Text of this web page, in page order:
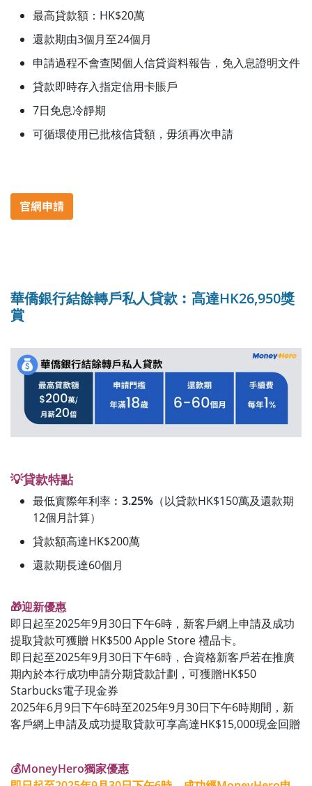
最高貸款額：HK$20萬
還款期由3個月至24個月
申請過程不會查閱個人信貸資料報告，免入息證明文件
貸款即時存入指定信用卡賬戶
7日免息冷靜期
可循環使用已批核信貸額，毋須再次申請
華僑銀行結餘轉戶私人貸款︰高達HK26,950獎
賞
💡貸款特點
最低實際年利率︰ 3.25% （以貸款HK$150萬及還款期
12個月計算）
貸款額高達HK$200萬
還款期長達60個月
🎁迎新優惠
即日起至2025年9月30日下午6時，新客戶網上申請及成功
提取貸款可獲贈 HK$500 Apple Store 禮品卡。
即日起至2025年9月30日下午6時，合資格新客戶若在推廣
期內於本行成功申請分期貸款計劃，可獲贈HK$50
Starbucks電子現金券
2025年6月9日下午6時至2025年9月30日下午6時期間，新
客戶網上申請及成功提取貸款可享高達HK$15,000現金回贈
💰MoneyHero獨家優惠